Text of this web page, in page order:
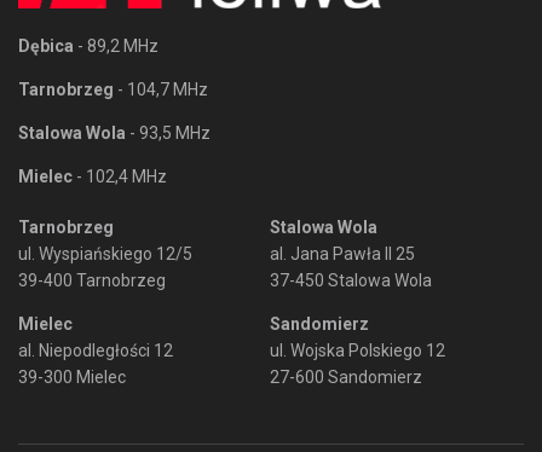
Dębica - 89,2 MHz
Tarnobrzeg - 104,7 MHz
Stalowa Wola - 93,5 MHz
Mielec - 102,4 MHz
Tarnobrzeg
ul. Wyspiańskiego 12/5
39-400 Tarnobrzeg
Mielec
al. Niepodległości 12
39-300 Mielec
Stalowa Wola
al. Jana Pawła II 25
37-450 Stalowa Wola
Sandomierz
ul. Wojska Polskiego 12
27-600 Sandomierz